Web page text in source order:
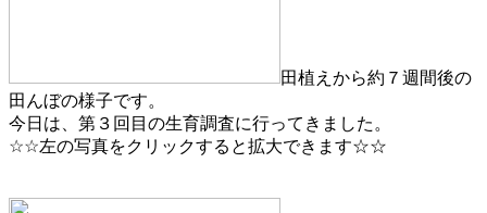
田植えから約７週間後の
田んぼの様子です。
今日は、第３回目の生育調査に行ってきました。
☆☆左の写真をクリックすると拡大できます☆☆